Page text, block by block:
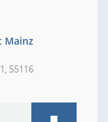
Mainz
55116